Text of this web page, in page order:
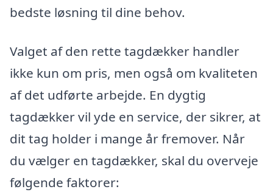
bedste løsning til dine behov.
Valget af den rette tagdækker handler
ikke kun om pris, men også om kvaliteten
af det udførte arbejde. En dygtig
tagdækker vil yde en service, der sikrer, at
dit tag holder i mange år fremover. Når
du vælger en tagdækker, skal du overveje
følgende faktorer: